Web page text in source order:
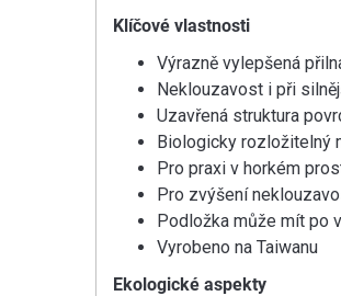
Klíčové vlastnosti
Výrazně vylepšená
Neklouzavost i při
Uzavřená struktura
Biologicky rozložitelný
Pro praxi v horkém
Pro zvýšení
Podložka může mít po
Vyrobeno na Taiwanu
Ekologické aspekty